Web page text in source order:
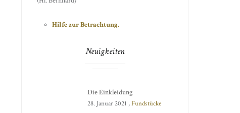
Hilfe zur Betrachtung.
Neuigkeiten
Die Einkleidung
28. Januar 2021 ,Fundstücke